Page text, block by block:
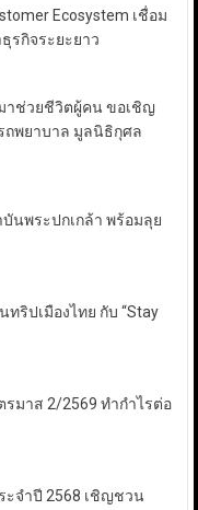
Ecosystem เชื่อม
รกิจระยะยาว
าช่วยชีวิตผู้คน ขอเชิญ
ถพยาบาล มูลนิธิกุศล
นพระปกเกล้า พร้อมลุย
ริปเมืองไทย กับ “Stay
รมาส 2/2569 ทำกำไรต่อ
ะจำปี 2568 เชิญชวน